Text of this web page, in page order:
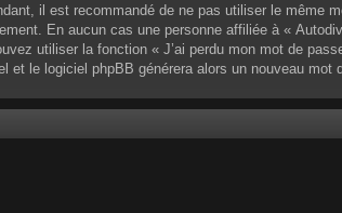
il est recommandé de ne pas utiliser le même
En aucun cas une personne affiliée à «
utiliser la fonction « J’ai perdu mon mot de
le logiciel phpBB générera alors un nouveau